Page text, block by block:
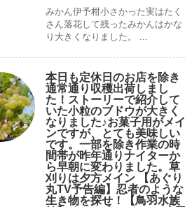
みかん伊予柑小さかった実はたく
さん落花して残ったみかんはかな
り大きくなりました。 ...
本日も定休日のお店を除き
通常通り収穫出荷しまし
た！ストーリーで紹介して
いた小粒のブドウが大きく
なりました♪お菓子用がメイ
ンですが、とても美味しい
です。一部を除き作業の時
間帯が昨年通りナイターか
ら早朝に変わりました。草
刈りは夕方メイン 【あぐり
丸TV予告編】忍者のような
生き物を探せ！【鳥羽水族